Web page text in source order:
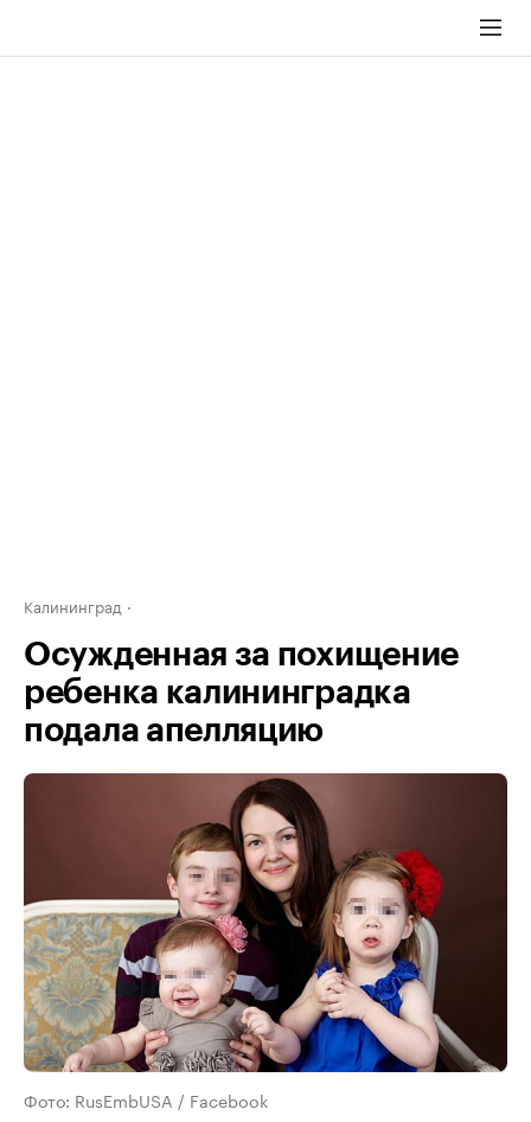
Калининград
Осужденная за похищение
ребенка калининградка
подала апелляцию
Фото: RusEmbUSA / Facebook